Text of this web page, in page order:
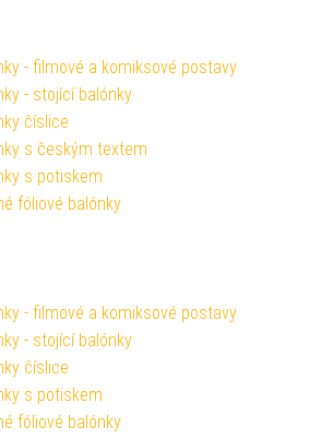
- filmové a komiksové postavy
- stojící balónky
číslice
s českým textem
s potiskem
fóliové balónky
- filmové a komiksové postavy
- stojící balónky
číslice
s potiskem
fóliové balónky